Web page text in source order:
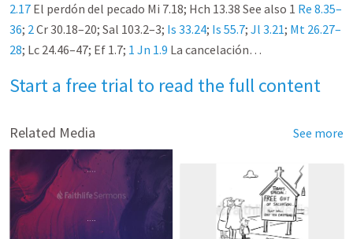
2.17 El perdón del pecado Mi 7.18; Hch 13.38 See also 1 Re 8.35–
36; 2Cr 30.18–20; Sal 103.2–3; Is 33.24; Is 55.7; Jl 3.21; Mt 26.27–
28; Lc 24.46–47; Ef 1.7; 1 Jn 1.9 La cancelación…
Start a free trial to read the full content
Related Media See more